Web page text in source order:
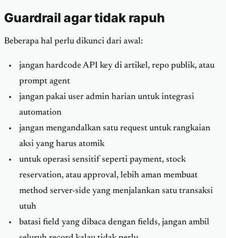
Guardrail agar tidak rapuh
Beberapa hal perlu dikunci dari awal:
jangan hardcode API key di artikel, repo publik, atau
prompt agent
jangan pakai user admin harian untuk integrasi
automation
jangan mengandalkan satu request untuk rangkaian
aksi yang harus atomik
untuk operasi sensitif seperti payment, stock
reservation, atau approval, lebih aman membuat
method server-side yang menjalankan satu transaksi
utuh
batasi field yang dibaca dengan fields, jangan ambil